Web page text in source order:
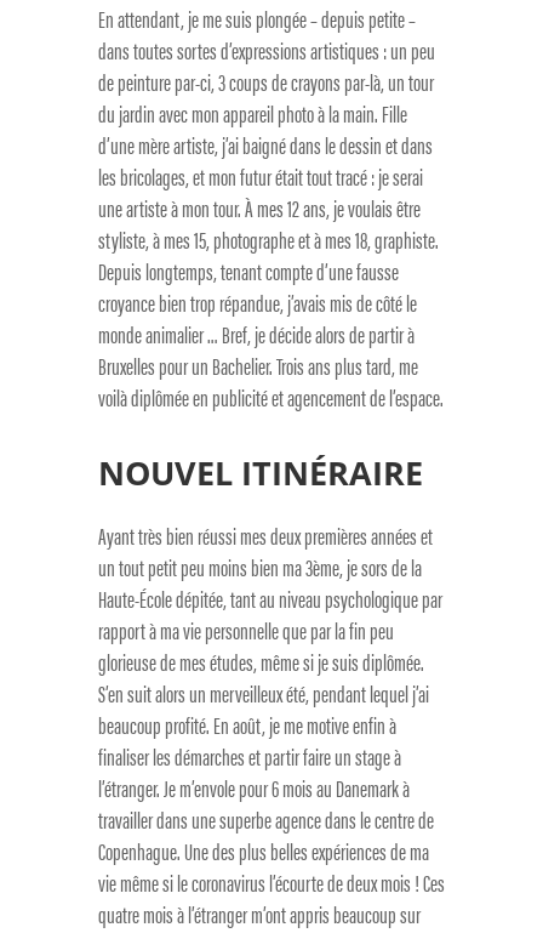
En attendant, je me suis plongée – depuis petite –
dans toutes sortes d’expressions artistiques : un peu
de peinture par-ci, 3 coups de crayons par-là, un tour
du jardin avec mon appareil photo à la main. Fille
d’une mère artiste, j’ai baigné dans le dessin et dans
les bricolages, et mon futur était tout tracé : je serai
une artiste à mon tour. À mes 12 ans, je voulais être
styliste, à mes 15, photographe et à mes 18, graphiste.
Depuis longtemps, tenant compte d’une fausse
croyance bien trop répandue, j’avais mis de côté le
monde animalier … Bref, je décide alors de partir à
Bruxelles pour un Bachelier. Trois ans plus tard, me
voilà diplômée en publicité et agencement de l’espace.
NOUVEL ITINÉRAIRE
Ayant très bien réussi mes deux premières années et
un tout petit peu moins bien ma 3ème, je sors de la
Haute-École dépitée, tant au niveau psychologique par
rapport à ma vie personnelle que par la fin peu
glorieuse de mes études, même si je suis diplômée.
S’en suit alors un merveilleux été, pendant lequel j’ai
beaucoup profité. En août, je me motive enfin à
finaliser les démarches et partir faire un stage à
l’étranger. Je m’envole pour 6 mois au Danemark à
travailler dans une superbe agence dans le centre de
Copenhague. Une des plus belles expériences de ma
vie même si le coronavirus l’écourte de deux mois ! Ces
quatre mois à l’étranger m’ont appris beaucoup sur